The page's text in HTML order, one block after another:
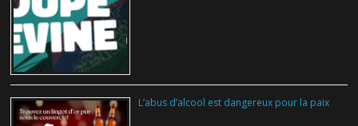
L’abus d’alcool est dangereux pour la paix